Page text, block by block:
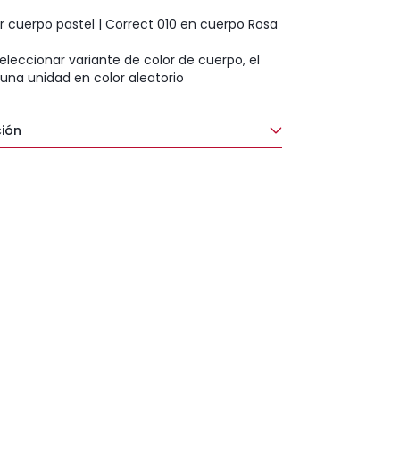
cuerpo pastel | Correct 010 en cuerpo Rosa
variante de color de cuerpo, el
unidad en color aleatorio